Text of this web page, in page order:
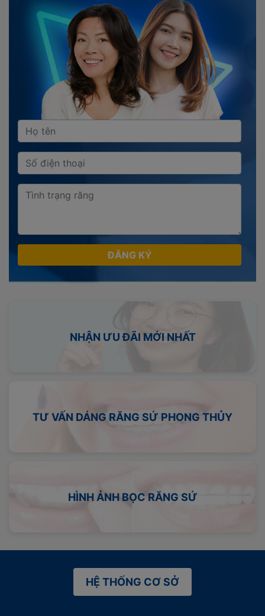
ĐĂNG KÝ
NHẬN ƯU ĐÃI MỚI NHẤT
TƯ VẤN DÁNG RĂNG SỨ PHONG THỦY
HÌNH ẢNH BỌC RĂNG SỨ
HỆ THỐNG CƠ SỞ